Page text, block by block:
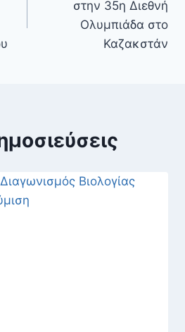
στην 35η Διεθνή
Ολυμπιάδα στο
Καζακστάν